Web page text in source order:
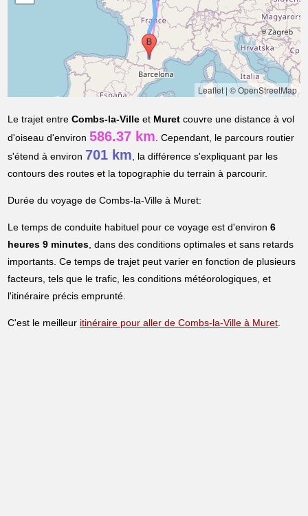
Leaflet| © OpenStreetMap
Le trajet entreCombs-la-Ville et Muret couvre une distance à vol
d'oiseau d'environ586.37 km. Cependant, le parcours routier
s'étend à environ 701 km, la différence s'expliquant par les
contours des routes et la topographie du terrain à parcourir.
Durée du voyage de Combs-la-Ville à Muret:
Le temps de conduite habituel pour ce voyage est d'environ6
heures 9 minutes, dans des conditions optimales et sans retards
importants. Ce temps de trajet peut varier en fonction de plusieurs
facteurs, tels que le trafic, les conditions météorologiques, et
l'itinéraire précis emprunté.
C'est le meilleur itinéraire pour aller de Combs-la-Ville à Muret.